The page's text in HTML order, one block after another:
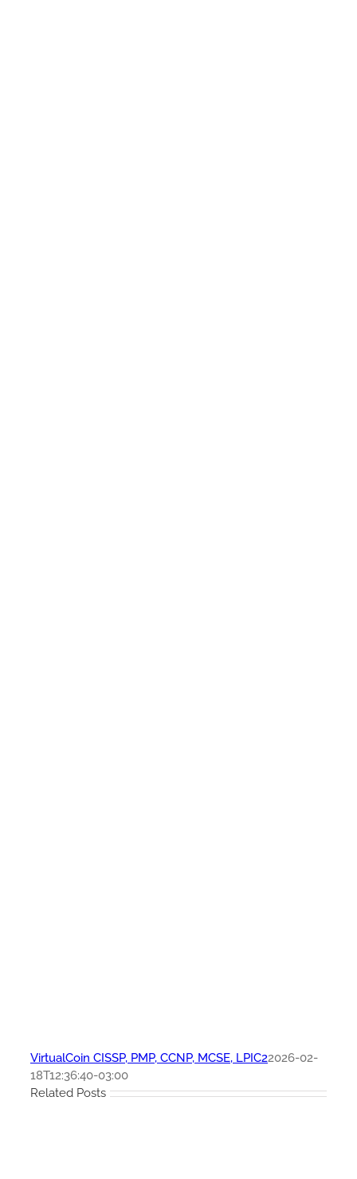
VirtualCoin CISSP, PMP, CCNP, MCSE, LPIC22026-02-
18T12:36:40-03:00
Related Posts